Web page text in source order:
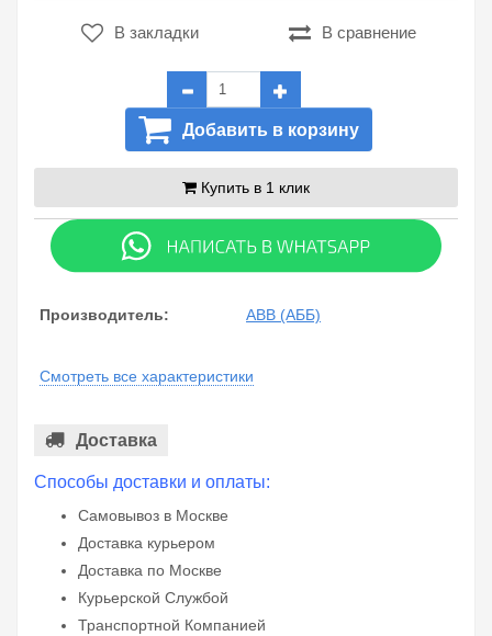
В закладки В сравнение
Добавить в корзину
Купить в 1 клик
Производитель: ABB (АББ)
Смотреть все характеристики
Доставка
Способы доставки и оплаты:
Самовывоз в Москве
Доставка курьером
Доставка по Москве
Курьерской Службой
Транспортной Компанией